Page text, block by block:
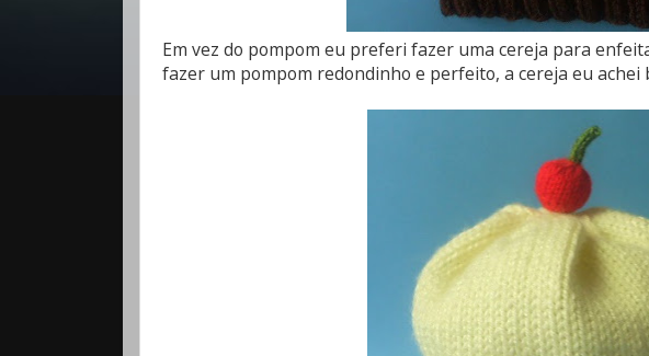
Em vez do pompom eu preferi fazer uma cereja para
fazer um pompom redondinho e perfeito, a cereja eu achei